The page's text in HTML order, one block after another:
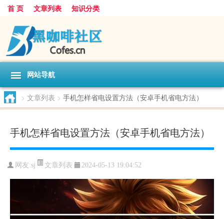
首 页 文章列表 知识分类
网站导航
> 文章列表 > 手机怎样省电设置方法（安卓手机省电方法）
手机怎样省电设置方法（安卓手机省电方法）
网友:sj 文章列表 2024-05-13 19:04:52